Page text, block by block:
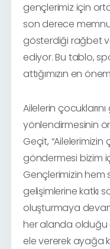
gençlerimiz için
son derece
gösterdiği rağbet
ediyor. Bu tablo,
attığımızın en
Ailelerin
yönlendirmesinin
Geçit,
göndermesi bizim
Gençlerimizin
gelişimlerine katkı
oluşturmaya
her alanda olduğu
ele vererek ayağa